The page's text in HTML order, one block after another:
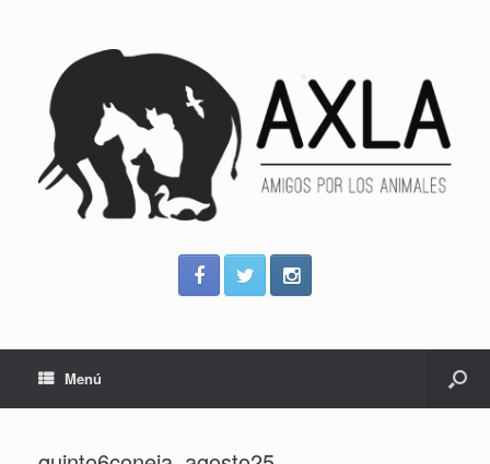
Menú